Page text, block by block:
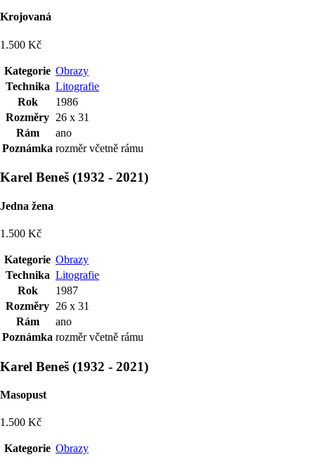
Krojovaná
1.500 Kč
Kategorie Obrazy
Technika Litografie
Rok
1986
Rozměry 26 x 31
Rám
ano
Poznámka rozměr včetně rámu
Karel Beneš (1932 - 2021)
Jedna žena
1.500 Kč
Kategorie Obrazy
Technika Litografie
Rok
1987
Rozměry 26 x 31
Rám
ano
Poznámka rozměr včetně rámu
Karel Beneš (1932 - 2021)
Masopust
1.500 Kč
Kategorie Obrazy